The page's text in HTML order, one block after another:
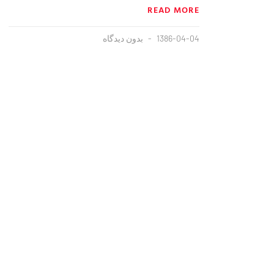
READ MORE
1386-04-04 بدون دیدگاه